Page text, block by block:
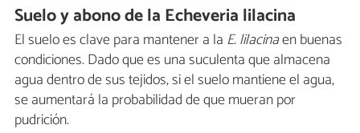
Suelo y abono de la Echeveria lilacina
El suelo es clave para mantener a la E. lilacinaen buenas
condiciones. Dado que es una suculenta que almacena
agua dentro de sus tejidos, si el suelo mantiene el agua,
se aumentará la probabilidad de que mueran por
pudrición.